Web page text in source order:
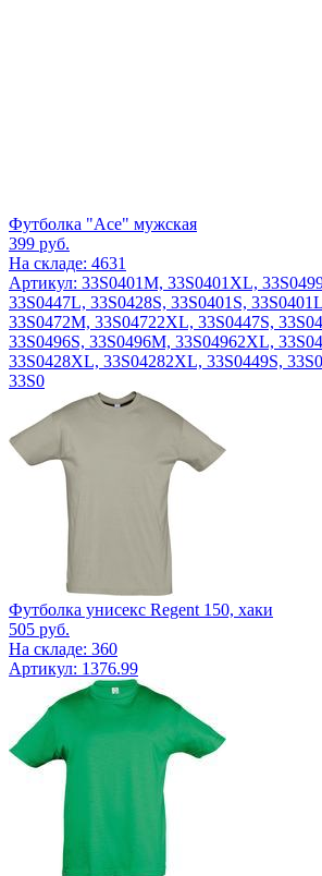
Футболка "Ace" мужская
399 руб.
На складе: 4631
Артикул: 33S0401M, 33S0401XL,
33S0447L, 33S0428S, 33S0401S,
33S0472M, 33S04722XL, 33S0447S,
33S0496S, 33S0496M, 33S04962XL,
33S0428XL, 33S04282XL, 33S0449S,
33S0
Футболка унисекс Regent 150, хаки
505 руб.
На складе: 360
Артикул: 1376.99